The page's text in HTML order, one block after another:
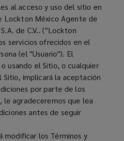
al acceso y uso del sitio en
Lockton México Agente de
de C.V.. ("Lockton
servicios ofrecidos en el
(el "Usuario"). El
usando el Sitio, o cualquier
implicará la aceptación
por parte de los
le agradeceremos que lea
antes de seguir
modificar los Términos y